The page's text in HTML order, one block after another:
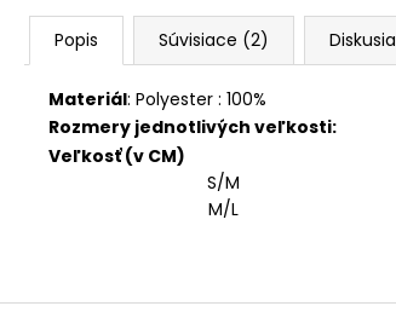
Popis Súvisiace (2) Diskusia
Materiál: Polyester : 100%
Rozmery jednotlivých veľkosti:
Veľkosť (v CM)
S/M
M/L
Z